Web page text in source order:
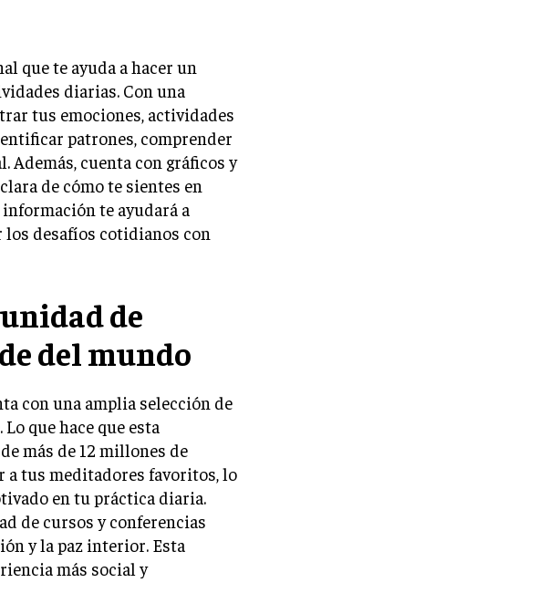
que te ayuda a hacer un
diarias. Con una
tus emociones, actividades
patrones, comprender
Además, cuenta con gráficos y
de cómo te sientes en
te ayudará a
desafíos cotidianos con
de
del mundo
con una amplia selección de
que hace que esta
más de 12 millones de
a tus meditadores favoritos, lo
en tu práctica diaria.
de cursos y conferencias
y la paz interior. Esta
más social y